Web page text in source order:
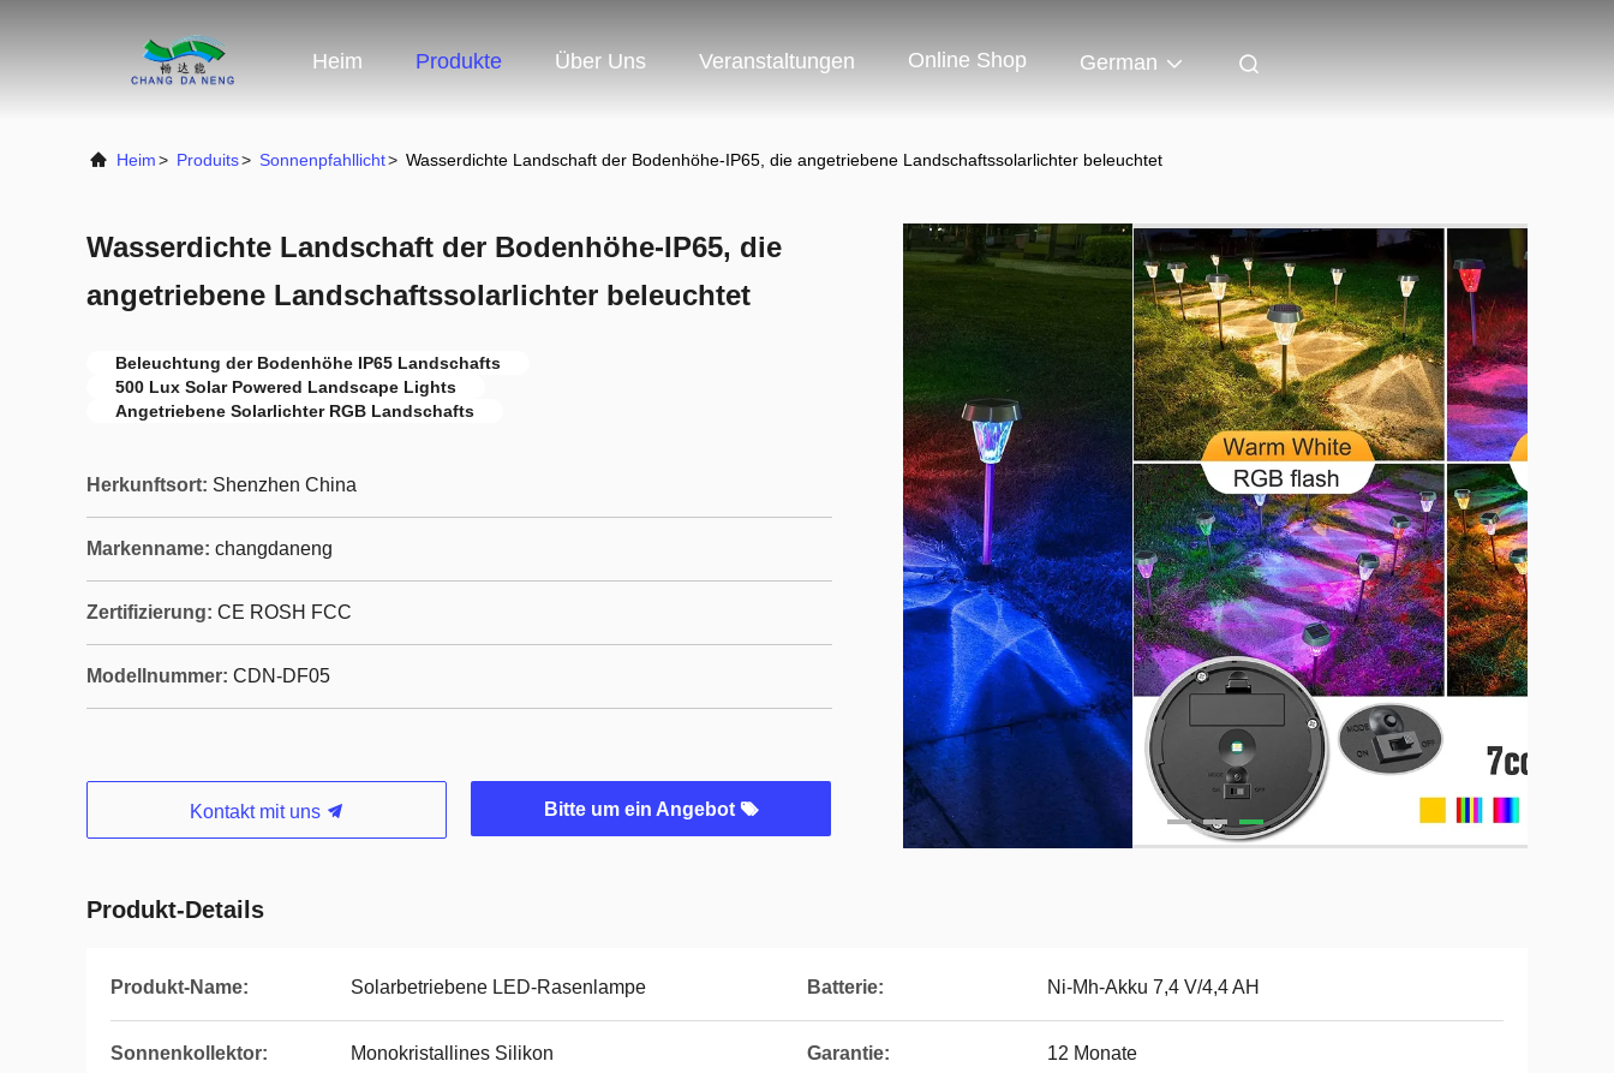
Heim Produkte Über Uns Veranstaltungen Online Shop German
Heim> Produits> Sonnenpfahllicht> Wasserdichte Landschaft der Bodenhöhe-IP65, die angetriebene Landschaftssolarlichter beleuchtet
Wasserdichte Landschaft der Bodenhöhe-IP65, die
angetriebene Landschaftssolarlichter beleuchtet
Beleuchtung der Bodenhöhe IP65 Landschafts
500 Lux Solar Powered Landscape Lights
Angetriebene Solarlichter RGB Landschafts
Herkunftsort: Shenzhen China
Markenname: changdaneng
Zertifizierung: CE ROSH FCC
Modellnummer: CDN-DF05
Kontakt mit uns Bitte um ein Angebot
Produkt-Details
Produkt-Name: Solarbetriebene LED-Rasenlampe Batterie: Ni-Mh-Akku 7,4 V/4,4 AH
Sonnenkollektor: Monokristallines Silikon Garantie: 12 Monate